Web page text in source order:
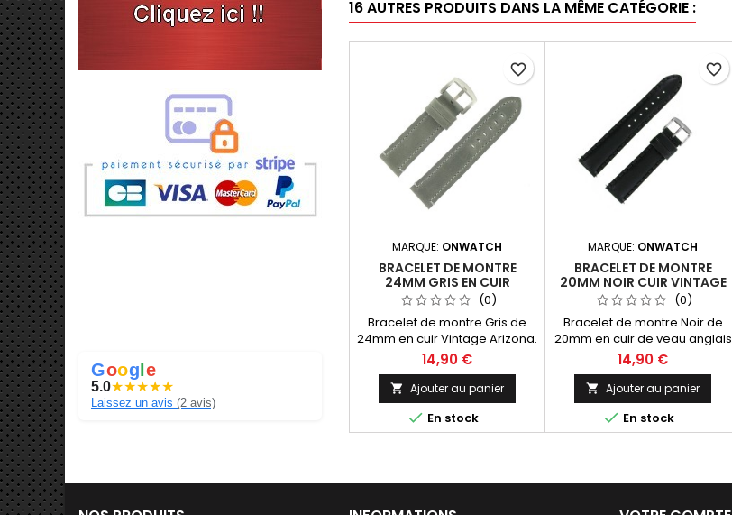
Google
5.0★★★★★
Laissez un avis (2 avis)
16 AUTRES PRODUITS DANS LA MÊME CATÉGORIE :
MARQUE: ONWATCH
BRACELET DE MONTRE
24MM GRIS EN CUIR
VINTAGE ARIZONA
FABRICATION ARTISANALE
EUROPÉENNE
(0)
Bracelet de montre Gris de
24mm en cuir Vintage Arizona.
Fabrication Artisanale Fait
Main, Made in Spain.
14,90 €
 Ajouter au panier
 En stock
favorite_border
MARQUE: ONWATCH
BRACELET DE MONTRE
20MM NOIR CUIR VINTAGE
TAYLORD FABRICATION
ARTISANALE
(0)
Bracelet de montre Noir de
20mm en cuir de veau anglais
Arizona. Fabrication Artisanale
Fait Main, Made in Spain.
14,90 €
 Ajouter au panier
 En stock
favorite_border